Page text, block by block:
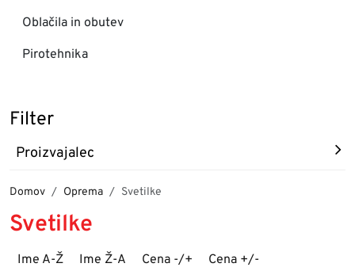
Oblačila in obutev
Pirotehnika
Filter
Proizvajalec
Domov Oprema Svetilke
Svetilke
Ime A-Ž Ime Ž-A Cena -/+ Cena +/-